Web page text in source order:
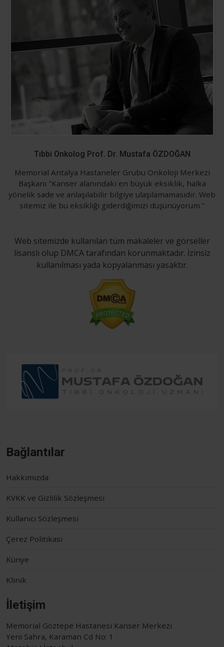
Tıbbi Onkolog Prof. Dr. Mustafa ÖZDOĞAN
Memorial Antalya Hastaneler Grubu Onkoloji Merkezi
Başkanı "Kanser alanındaki en büyük eksiklik, halka
yönelik sade ve anlaşılabilir bilgiye ulaşılamamasıdır. Web
sitemiz ile bu eksikliği giderdiğimizi düşünüyorum."
Web sitemizde kullanılan tüm makaleler ve görseller
lisanslı olup DMCA tarafından korunmaktadır. İzinsiz
kullanılması yada kopyalanması yasaktır.
Bağlantılar
Hakkımızda
KVKK ve Gizlilik Sözleşmesi
Kullanıcı Sözleşmesi
Çerez Politikası
Künye
Klinik
İletişim
Memorial Göztepe Hastanesi Kanser Merkezi
Yeni Sahra, Karaman Cd No: 1